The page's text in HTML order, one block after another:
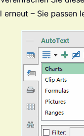
– Sie passen